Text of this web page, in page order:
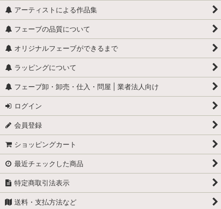
アーティストによる作品集
フェーブの品質について
オリジナルフェーブができるまで
ラッピングについて
フェーブ卸・卸売・仕入・問屋 | 業者法人向け
ログイン
会員登録
ショッピングカート
最近チェックした商品
特定商取引法表示
送料・支払方法など